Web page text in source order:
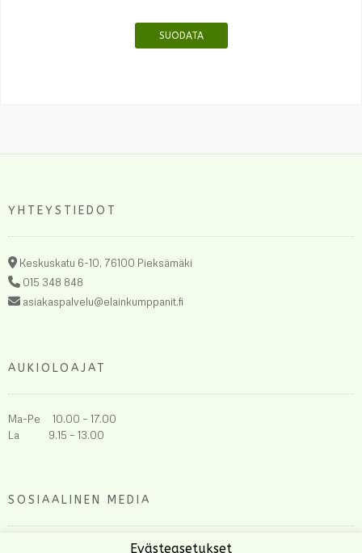
SUODATA
YHTEYSTIEDOT
Keskuskatu 6-10, 76100 Pieksämäki
015 348 848
asiakaspalvelu@elainkumppanit.fi
AUKIOLOAJAT
Ma-Pe 10.00 – 17.00
La 9.15 – 13.00
SOSIAALINEN MEDIA
Evästeasetukset